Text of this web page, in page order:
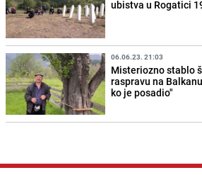
ubistva u Rogatici
06.06.23. 21:03
Misteriozno stablo
raspravu na
ko je posadio"